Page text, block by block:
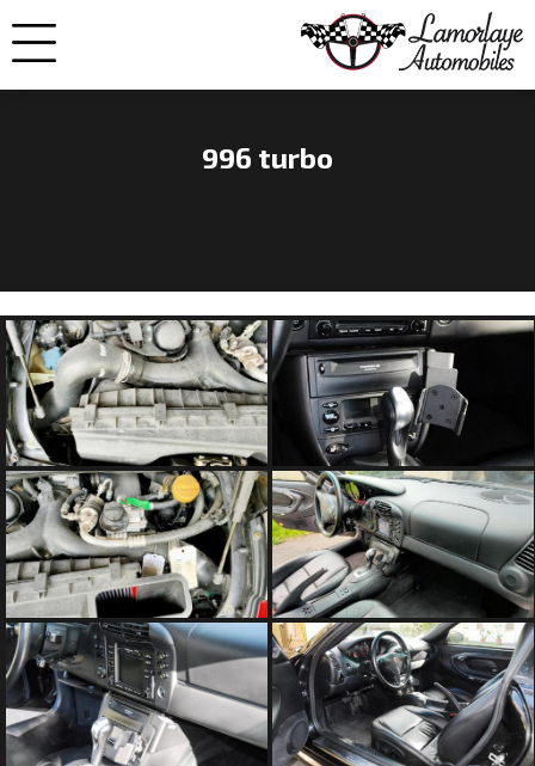
VENDUES
NOS
ENGAGEMENTS
QUI
SOMMES
NOUS
?
CONTACT
996 turbo